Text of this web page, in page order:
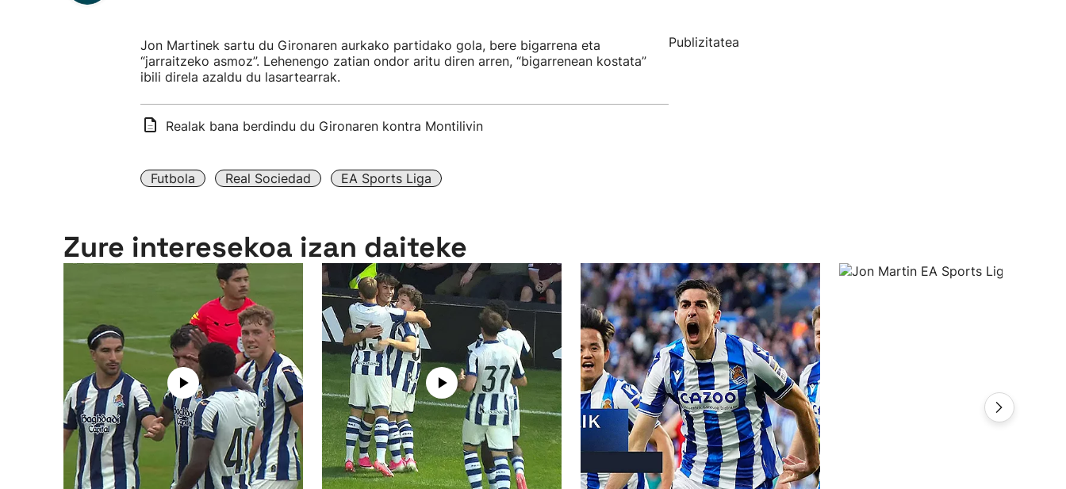
Jon Martinek sartu du Gironaren aurkako partidako gola, bere bigarrena eta
“jarraitzeko asmoz”. Lehenengo zatian ondor aritu diren arren, “bigarrenean kostata”
ibili direla azaldu du lasartearrak.
Realak bana berdindu du Gironaren kontra Montilivin
Futbola Real Sociedad EA Sports Liga
Publizitatea
Zure interesekoa izan daiteke